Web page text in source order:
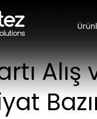
Kartı Alış ve Satış Fiyatı